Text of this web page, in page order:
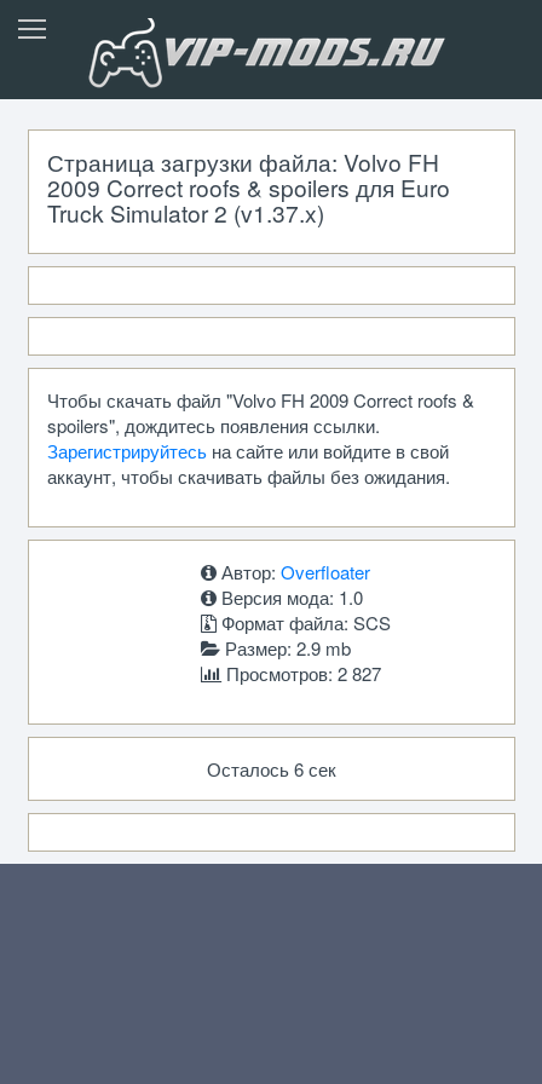
Страница загрузки файла: Volvo FH
2009 Correct roofs & spoilers для Euro
Truck Simulator 2 (v1.37.x)
Чтобы скачать файл "Volvo FH 2009 Correct roofs &
spoilers", дождитесь появления ссылки.
Зарегистрируйтесьна сайте или войдите в свой
аккаунт, чтобы скачивать файлы без ожидания.
Автор: Overfloater
Версия мода: 1.0
Формат файла: SCS
Размер: 2.9 mb
Просмотров: 2 827
Осталось 6 сек